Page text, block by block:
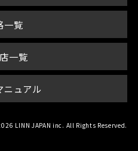
一覧
一覧
ニュアル
LINN JAPAN inc. All Rights Reserved.